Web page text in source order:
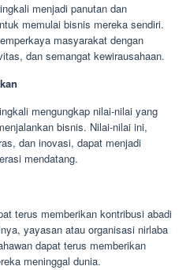
menjadi panutan dan
memulai bisnis mereka sendiri.
masyarakat dengan
dan semangat kewirausahaan.
mengungkap nilai-nilai yang
bisnis. Nilai-nilai ini,
dan inovasi, dapat menjadi
mendatang.
terus memberikan kontribusi abadi
yayasan atau organisasi nirlaba
dapat terus memberikan
meninggal dunia.